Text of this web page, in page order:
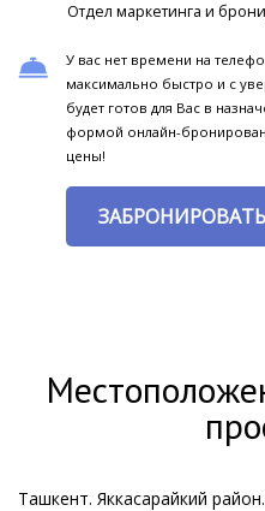
Отдел маркетинга и
У вас нет времени на
максимально быстро и с
будет готов для Вас в
формой онлайн-
цены!
ЗАБРОНИРОВАТЬ
Ташкент. Яккасарайкий